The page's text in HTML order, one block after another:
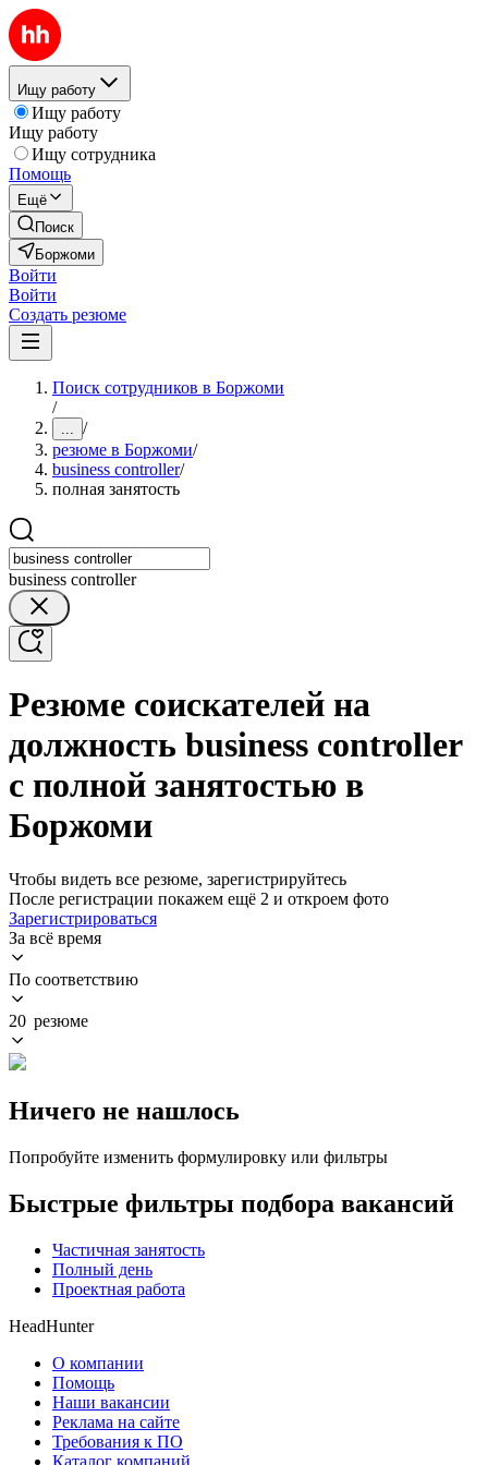
Ищу работу
Ищу работу
Ищу работу
Ищу сотрудника
Помощь
Ещё
Поиск
Боржоми
Войти
Войти
Создать резюме
Поиск сотрудников в Боржоми
/
... /
резюме в Боржоми/
business controller/
полная занятость
business controller
Резюме соискателей на
должность business controller
с полной занятостью в
Боржоми
Чтобы видеть все резюме, зарегистрируйтесь
После регистрации покажем ещё 2 и откроем фото
Зарегистрироваться
За всё время
По соответствию
20 резюме
Ничего не нашлось
Попробуйте изменить формулировку или фильтры
Быстрые фильтры подбора вакансий
Частичная занятость
Полный день
Проектная работа
HeadHunter
О компании
Помощь
Наши вакансии
Реклама на сайте
Требования к ПО
Каталог компаний